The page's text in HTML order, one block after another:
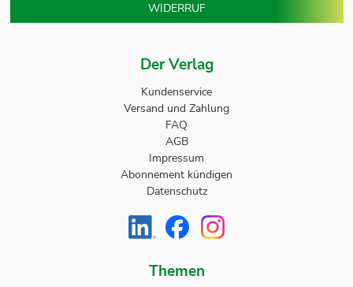
Der Verlag
Kundenservice
Versand und Zahlung
FAQ
AGB
Impressum
Abonnement kündigen
Datenschutz
Themen
WIDERRUF